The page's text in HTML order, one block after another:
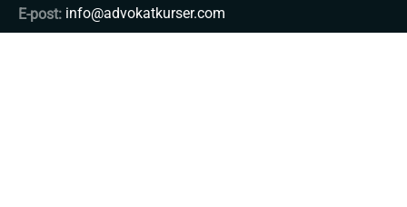
E-post: info@advokatkurser.com